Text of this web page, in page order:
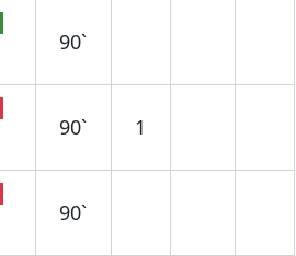
90`
90` 1
90`